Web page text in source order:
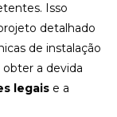
Isso
detalhado
de instalação
a devida
legaise a